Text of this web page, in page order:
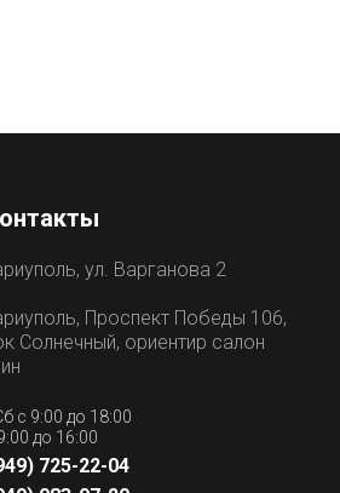
ул. Варганова 2
Проспект Победы 106,
Солнечный, ориентир салон
с 9:00 до 18:00
до 16:00
725-22-04